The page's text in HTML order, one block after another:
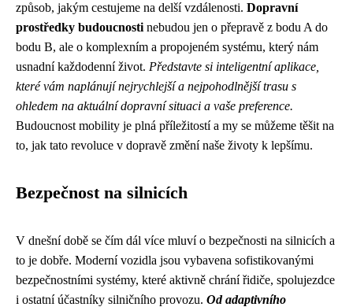
způsob, jakým cestujeme na delší vzdálenosti. Dopravní
prostředky budoucnosti nebudou jen o přepravě z bodu A do
bodu B, ale o komplexním a propojeném systému, který nám
usnadní každodenní život. Představte si inteligentní aplikace,
které vám naplánují nejrychlejší a nejpohodlnější trasu s
ohledem na aktuální dopravní situaci a vaše preference.
Budoucnost mobility je plná příležitostí a my se můžeme těšit na
to, jak tato revoluce v dopravě změní naše životy k lepšímu.
Bezpečnost na silnicích
V dnešní době se čím dál více mluví o bezpečnosti na silnicích a
to je dobře. Moderní vozidla jsou vybavena sofistikovanými
bezpečnostními systémy, které aktivně chrání řidiče, spolujezdce
i ostatní účastníky silničního provozu. Od adaptivního